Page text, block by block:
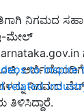
to inspire
related
ನಿಗಮದ
ಮೇಲ್
ಅರ್ಜಿಯೊಂದಿಗೆ
ನಿಗಮದ